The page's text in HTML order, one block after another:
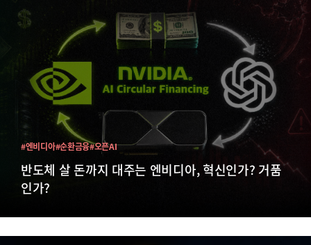
반도체 살 돈까지 대주는 엔비디아, 혁신인가? 거품
인가?
#엔비디아#순환금융#오픈AI